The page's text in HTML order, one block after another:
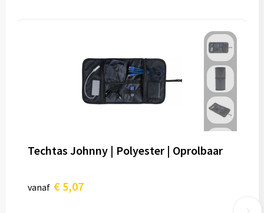
Techtas Johnny | Polyester | Oprolbaar
vanaf € 5,07